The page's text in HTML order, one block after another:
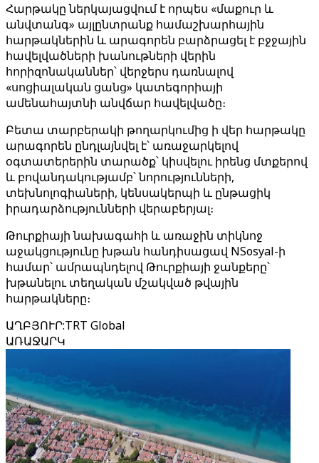
Հարթակը ներկայացվում է որպես «մաքուր և
անվտանգ» այլընտրանք համաշխարհային
հարթակներին և արագորեն բարձրացել է բջջային
հավելվածների խանութների վերին
հորիզոնականներ՝ վերջերս դառնալով
«սոցիալական ցանց» կատեգորիայի
ամենահայտնի անվճար հավելվածը։
Բետա տարբերակի թողարկումից ի վեր հարթակը
արագորեն ընդլայնվել է՝ առաջարկելով
օգտատերերին տարածք՝ կիսվելու իրենց մտքերով
և բովանդակությամբ՝ նորությունների,
տեխնոլոգիաների, կենսակերպի և ընթացիկ
իրադարձությունների վերաբերյալ։
Թուրքիայի նախագահի և առաջին տիկնոջ
աջակցությունը խթան հանդիսացավ NSosyal-ի
համար՝ ամրապնդելով Թուրքիայի ջանքերը՝
խթանելու տեղական մշակված թվային
հարթակները։
ԱՂԲՅՈՒՐ:TRT Global
ԱՌԱՋԱՐԿ